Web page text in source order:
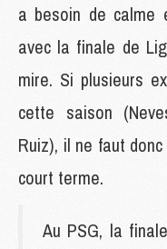
a besoin de calme
avec la finale de
mire. Si plusieurs
cette saison
Ruiz), il ne faut
court terme.
Au PSG, la